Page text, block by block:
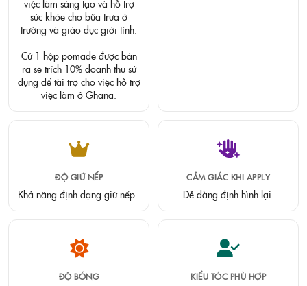
việc làm sáng tạo và hỗ trợ
sức khỏe cho bữa trưa ở
trường và giáo dục giới tính.
Cứ 1 hộp pomade được bán
ra sẽ trích 10% doanh thu sử
dụng để tài trợ cho việc hỗ trợ
việc làm ở Ghana.
ĐỘ GIỮ NẾP
Khả năng định dạng giữ nếp .
CẢM GIÁC KHI APPLY
Dễ dàng định hình lại.
ĐỘ BÓNG KIỂU TÓC PHÙ HỢP